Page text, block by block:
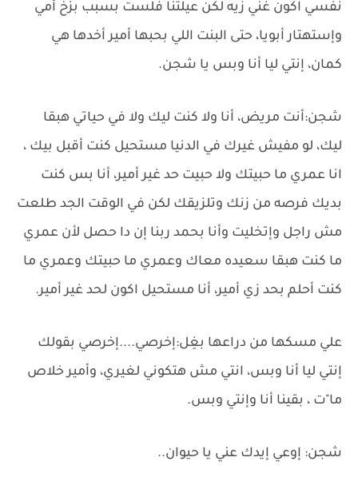
نفسي اكون غني زيه لكن عيلتنا فلست بسبب بزخ أمي
وإستهتار أبويا، حتى البنت اللي بحبها أمير أخدها هي
كمان، إنتي ليا أنا وبس يا شجن.
شجن:أنت مريض، أنا ولا كنت ليك ولا في حياتي هبقا
ليك، لو مفيش غيرك في الدنيا مستحيل كنت أقبل بيك ،
انا عمري ما حبيتك ولا حبيت حد غير أمير، أنا بس كنت
بديك فرصه من زنك وتلزيقك لكن في الوقت الجد طلعت
مش راجل وإتخليت وأنا بحمد ربنا إن دا حصل لأن عمري
ما كنت هبقا سعيده معاك وعمري ما حبيتك وعمري ما
كنت أحلم بحد زي أمير، أنا مستحيل اكون لحد غير أمير.
علي مسكها من دراعها بغِل:إخرصي....إخرصي بقولك
إنتي ليا أنا وبس، انتي مش هتكوني لغيري، وأمير خلاص
ما"ت ، بقينا أنا وإنتي وبس.
شجن: إوعي إيدك عني يا حيوان..